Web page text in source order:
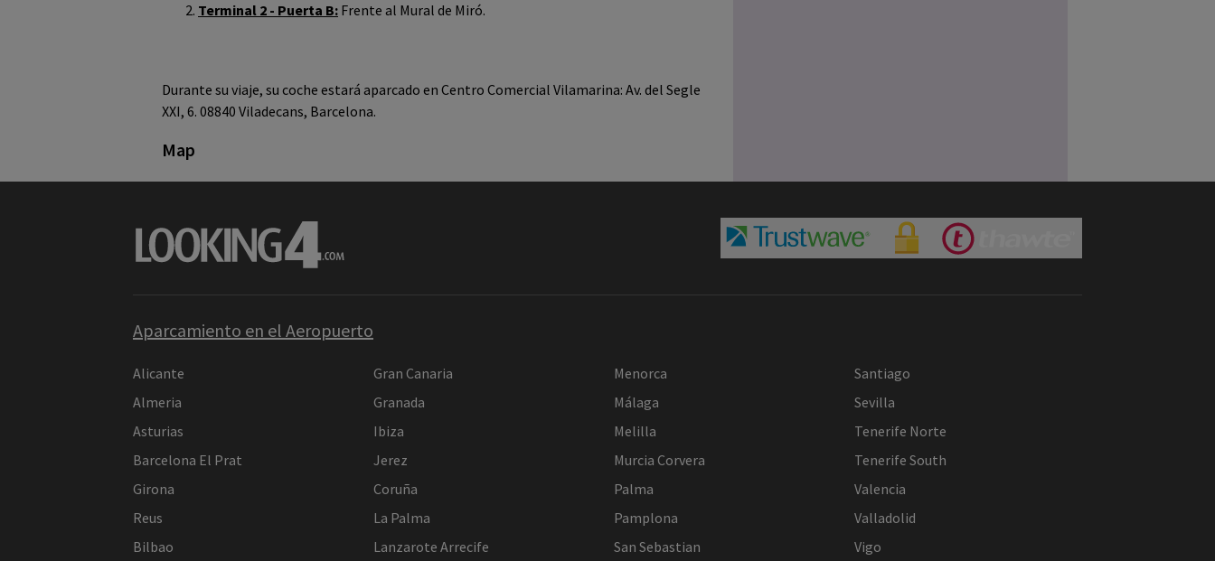
Terminal 2 - Puerta B: Frente al Mural de Miró.
Durante su viaje, su coche estará aparcado en Centro Comercial Vilamarina: Av. del Segle
XXI, 6. 08840 Viladecans, Barcelona.
Map
Aparcamiento en el Aeropuerto
Alicante
Almeria
Asturias
Barcelona El Prat
Girona
Reus
Bilbao
Gran Canaria
Granada
Ibiza
Jerez
Coruña
La Palma
Lanzarote Arrecife
Menorca
Málaga
Melilla
Murcia Corvera
Palma
Pamplona
San Sebastian
Santiago
Sevilla
Tenerife Norte
Tenerife South
Valencia
Valladolid
Vigo